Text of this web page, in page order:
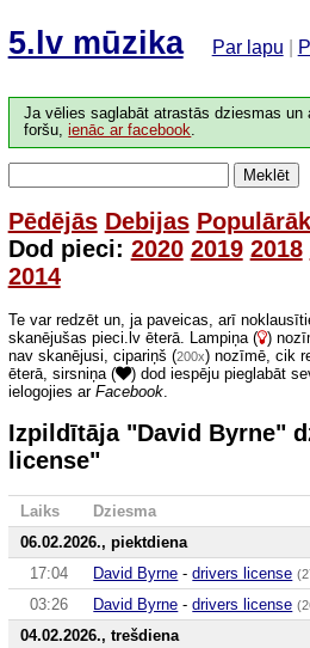
5.lv mūzika Par lapu
Ja vēlies saglabāt atrastās dziesmas
foršu,ienāc ar facebook.
Meklēt
Pēdējās Debijas
Dod pieci: 2020 2019 2018
2014
Te var redzēt un, ja paveicas, arī
skanējušas pieci.lv ēterā. Lampiņa ( )
nav skanējusi, cipariņš (200x) nozīmē, cik
ēterā, sirsniņa (
) dod iespēju pieglabāt
ielogojies ar Facebook.
Izpildītāja "David Byrne"
license"
Laiks
Dziesma
06.02.2026., piektdiena
17:04
David Byrne -drivers license
03:26
David Byrne -drivers license
04.02.2026., trešdiena